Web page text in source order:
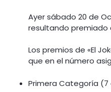
Ayer sábado 20 de
resultando premiado
Los premios de «El
que en el número
Primera Categoría (7